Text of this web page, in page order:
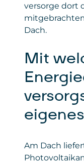
versorge dort
Dach.
Mit
Am Dach